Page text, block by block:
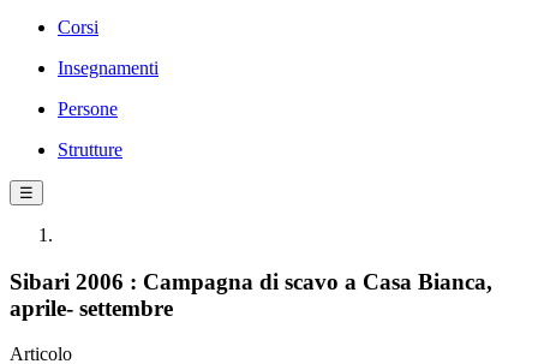
Corsi
Insegnamenti
Persone
Strutture
☰
Sibari 2006 : Campagna di scavo a Casa Bianca,
aprile- settembre
Articolo